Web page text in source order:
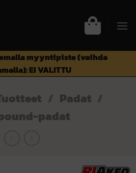
myyntipiste (vaihda
EI VALITTU
Padat
padat